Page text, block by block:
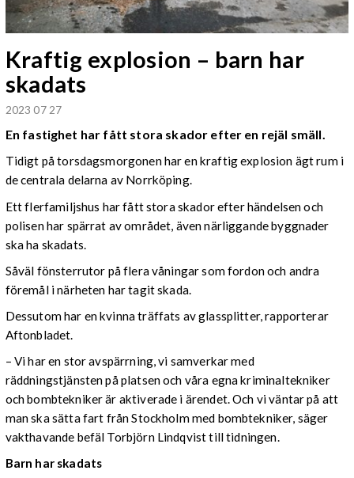
Kraftig explosion – barn har
skadats
2023 07 27
En fastighet har fått stora skador efter en rejäl smäll.
Tidigt på torsdagsmorgonen har en kraftig explosion ägt rum i
de centrala delarna av Norrköping.
Ett flerfamiljshus har fått stora skador efter händelsen och
polisen har spärrat av området, även närliggande byggnader
ska ha skadats.
Såväl fönsterrutor på flera våningar som fordon och andra
föremål i närheten har tagit skada.
Dessutom har en kvinna träffats av glassplitter, rapporterar
Aftonbladet.
– Vi har en stor avspärrning, vi samverkar med
räddningstjänsten på platsen och våra egna kriminaltekniker
och bombtekniker är aktiverade i ärendet. Och vi väntar på att
man ska sätta fart från Stockholm med bombtekniker, säger
vakthavande befäl Torbjörn Lindqvist till tidningen.
Barn har skadats